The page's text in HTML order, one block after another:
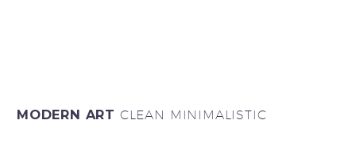
MODERN ART CLEAN MINIMALISTIC